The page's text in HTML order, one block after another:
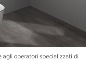
agli operatori specializzati di